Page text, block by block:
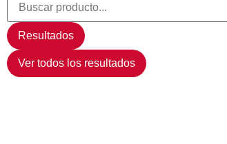
Resultados
Ver todos los resultados